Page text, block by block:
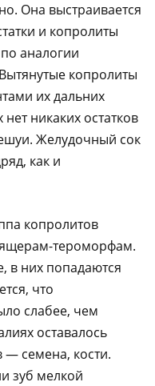
Она выстраивается
и копролиты
аналогии
копролиты
их дальних
никаких остатков
Желудочный сок
как и
копролитов
тероморфам.
в них попадаются
что
слабее, чем
оставалось
— семена, кости.
зуб мелкой